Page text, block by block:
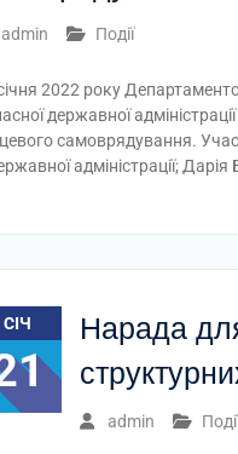
admin Події
2022 року
державної
самоврядування.
адміністрації;
СІЧ
Нарада
admin